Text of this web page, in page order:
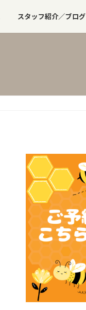
スタッフ紹介／ブログ